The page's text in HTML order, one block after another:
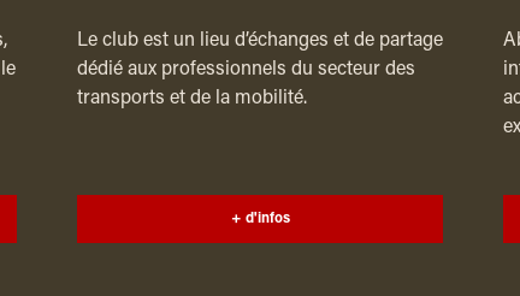
Le club est un lieu d’échanges et de partage
dédié aux professionnels du secteur des
transports et de la mobilité.
+ d'infos